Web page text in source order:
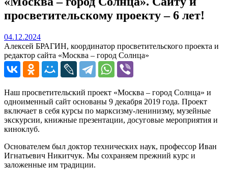
просветительскому проекту – 6 лет!
04.12.202404.12.2024
Алексей БРАГИН, координатор просветительского проекта и
редактор сайта «Москва – город Солнца»
Наш просветительский проект «Москва – город Солнца» и
одноименный сайт основаны 9 декабря 2019 года. Проект
включает в себя курсы по марксизму-ленинизму, музейные
экскурсии, книжные презентации, досуговые мероприятия и
киноклуб.
Основателем был доктор технических наук, профессор Иван
Игнатьевич Никитчук. Мы сохраняем прежний курс и
заложенные им традиции.